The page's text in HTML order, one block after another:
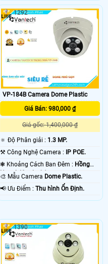
VP-184B Camera Dome Plastic
Giá Bán: 980,000 ₫
Giá gốc: 1,400,000 ₫
🔅 Độ Phân giải : 1.3 MP.
⚒ Công Nghệ Camera : IP POE.
❃ Khoảng Cách Ban Đêm : Hồng
Ngoại 40m Led Array.
🎨 Mẫu Camera Dome Plastic.
️📢 Ưu Điểm :Thu hình Ổn Định.
1292
1390